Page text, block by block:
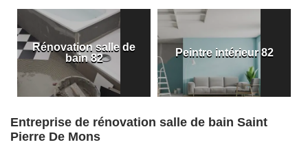
Rénovation salle de
bain 82
Peintre intérieur 82
Entreprise de rénovation salle de bain Saint
Pierre De Mons